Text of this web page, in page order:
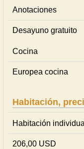
Anotaciones
Desayuno gratuito
Cocina
Europea cocina
Habitación,
Habitación individual
206,00 USD